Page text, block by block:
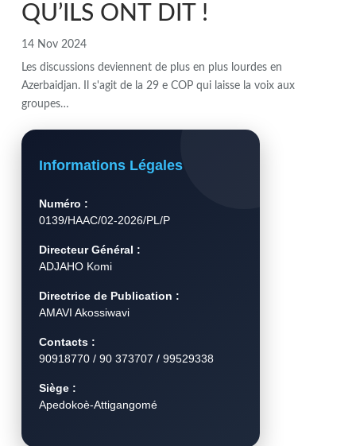
QU’ILS ONT DIT !
14 Nov 2024
Les discussions deviennent de plus en plus lourdes en
Azerbaidjan. Il s'agit de la 29 e COP qui laisse la voix aux
groupes…
Informations Légales
Numéro :
0139/HAAC/02-2026/PL/P
Directeur Général :
ADJAHO Komi
Directrice de Publication :
AMAVI Akossiwavi
Contacts :
90918770 / 90 373707 / 99529338
Siège :
Apedokoè-Attigangomé